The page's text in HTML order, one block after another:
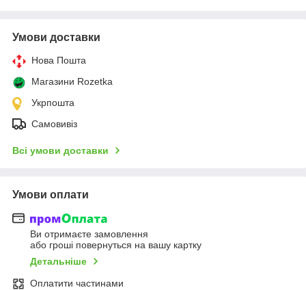
Умови доставки
Нова Пошта
Магазини Rozetka
Укрпошта
Самовивіз
Всі умови доставки
Умови оплати
Ви отримаєте замовлення
або гроші повернуться на вашу картку
Детальніше
Оплатити частинами